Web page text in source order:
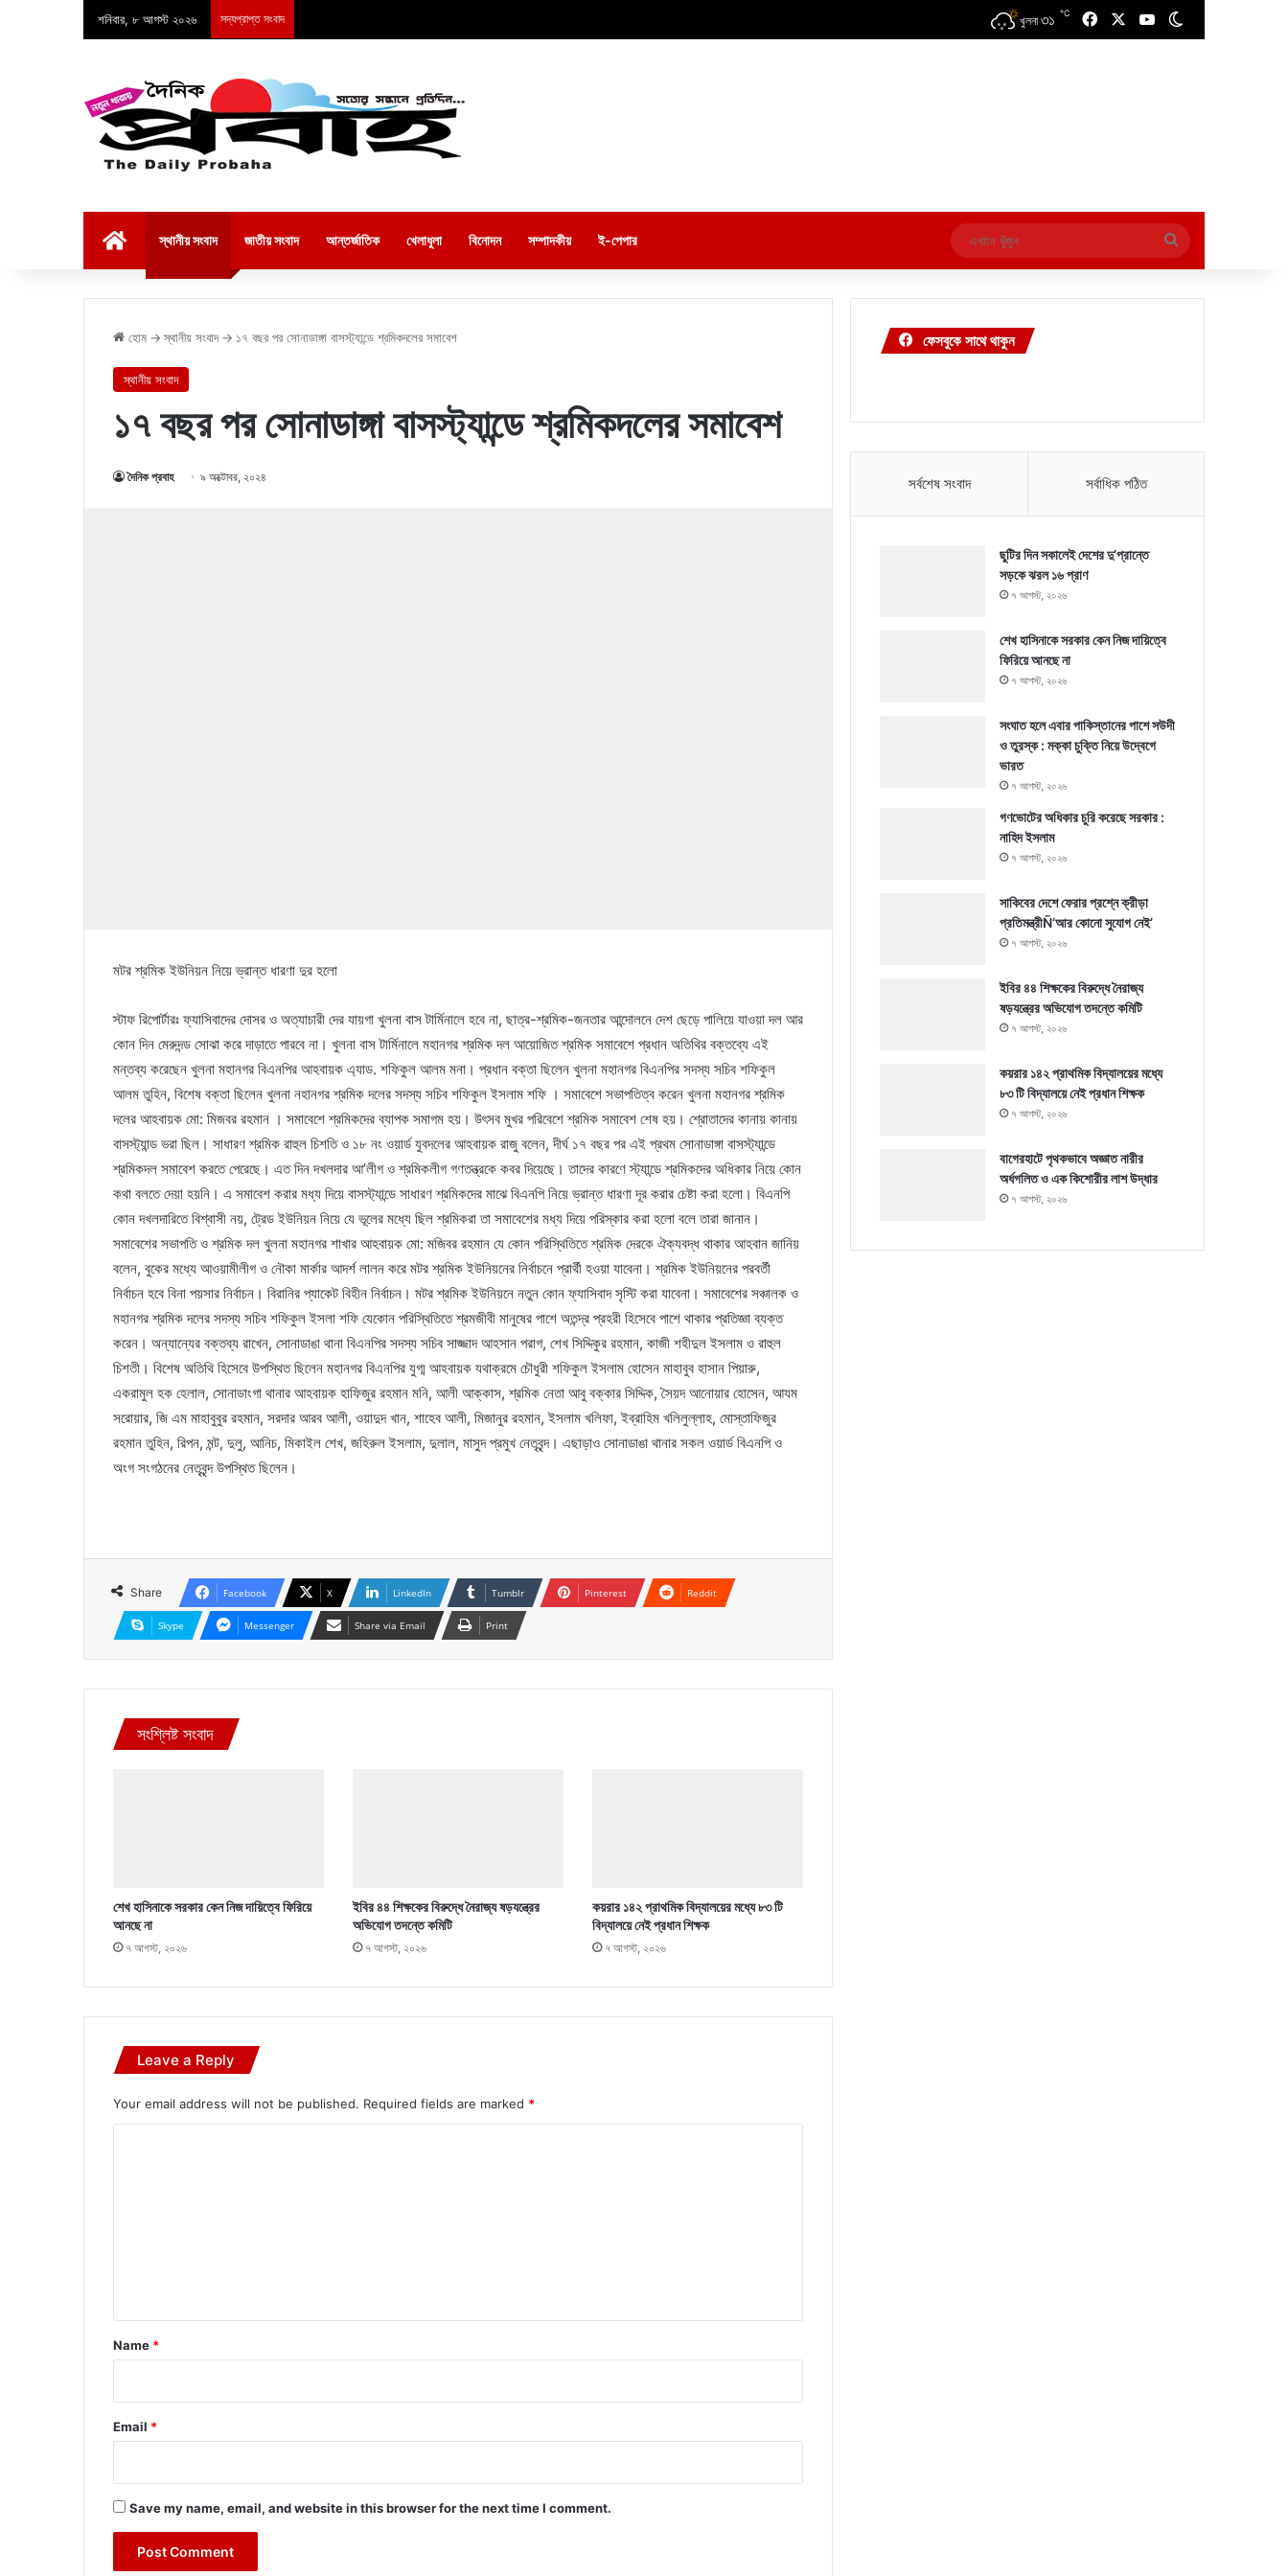
শনিবার, ৮ আগস্ট ২০২৬ সদ্যপ্রাপ্ত সংবাদ খুলনা ৩১ ℃ FacebookYouTube
স্থানীয় সংবাদ জাতীয় সংবাদ আন্তর্জাতিক খেলাধুলা বিনোদন সম্পাদকীয় ই-পেপার
এখানে
খুঁজুন
হোম → স্থানীয় সংবাদ → ১৭ বছর পর সোনাডাঙ্গা বাসস্ট্যান্ডে শ্রমিকদলের সমাবেশ
স্থানীয় সংবাদ
১৭ বছর পর সোনাডাঙ্গা বাসস্ট্যান্ডে শ্রমিকদলের সমাবেশ
দৈনিক প্রবাহ ৯ অক্টোবর, ২০২৪
মটর শ্রমিক ইউনিয়ন নিয়ে ভ্রান্ত ধারণা দুর হলো
স্টাফ রিপোর্টারঃ ফ্যাসিবাদের দোসর ও অত্যাচারী দের যায়গা খুলনা বাস টার্মিনালে হবে না, ছাত্র-শ্রমিক-জনতার আন্দোলনে দেশ ছেড়ে পালিয়ে যাওয়া দল আর
কোন দিন মেরুদন্ড সোঝা করে দাড়াতে পারবে না। খুলনা বাস টার্মিনালে মহানগর শ্রমিক দল আয়োজিত শ্রমিক সমাবেশে প্রধান অতিথির বক্তব্যে এই
মন্তব্য করেছেন খুলনা মহানগর বিএনপির আহবায়ক এ্যাড. শফিকুল আলম মনা। প্রধান বক্তা ছিলেন খুলনা মহানগর বিএনপির সদস্য সচিব শফিকুল
আলম তুহিন, বিশেষ বক্তা ছিলেন খুলনা নহানগর শ্রমিক দলের সদস্য সচিব শফিকুল ইসলাম শফি । সমাবেশে সভাপতিত্ব করেন খুলনা মহানগর শ্রমিক
দলের আহবায়ক মো: মিজবর রহমান । সমাবেশে শ্রমিকদের ব্যাপক সমাগম হয়। উৎসব মুখর পরিবেশে শ্রমিক সমাবেশ শেষ হয়। শ্রোতাদের কানায় কানায়
বাসস্ট্যান্ড ভরা ছিল। সাধারণ শ্রমিক রাহুল চিশতি ও ১৮ নং ওয়ার্ড যুবদলের আহবায়ক রাজু বলেন, দীর্ঘ ১৭ বছর পর এই প্রথম সোনাডাঙ্গা বাসস্ট্যান্ডে
শ্রমিকদল সমাবেশ করতে পেরেছে। এত দিন দখলদার আ’লীগ ও শ্রমিকলীগ গণতন্ত্রকে কবর দিয়েছে। তাদের কারণে স্ট্যান্ডে শ্রমিকদের অধিকার নিয়ে কোন
কথা বলতে দেয়া হয়নি। এ সমাবেশ করার মধ্য দিয়ে বাসস্ট্যান্ডে সাধারণ শ্রমিকদের মাঝে বিএনপি নিয়ে ভ্রান্ত ধারণা দূর করার চেষ্টা করা হলো। বিএনপি
কোন দখলদারিতে বিশ্বাসী নয়, ট্রেড ইউনিয়ন নিয়ে যে ভূলের মধ্যে ছিল শ্রমিকরা তা সমাবেশের মধ্য দিয়ে পরিস্কার করা হলো বলে তারা জানান।
সমাবেশের সভাপতি ও শ্রমিক দল খুলনা মহানগর শাখার আহবায়ক মো: মজিবর রহমান যে কোন পরিস্থিতিতে শ্রমিক দেরকে ঐক্যবদ্ধ থাকার আহবান জানিয়
বলেন, বুকের মধ্যে আওয়ামীলীগ ও নৌকা মার্কার আদর্শ লালন করে মটর শ্রমিক ইউনিয়নের নির্বাচনে প্রার্থী হওয়া যাবেনা। শ্রমিক ইউনিয়নের পরবর্তী
নির্বাচন হবে বিনা পয়সার নির্বাচন। বিরানির প্যাকেট বিহীন নির্বাচন। মটর শ্রমিক ইউনিয়নে নতুন কোন ফ্যাসিবাদ সৃস্টি করা যাবেনা। সমাবেশের সঞ্চালক ও
মহানগর শ্রমিক দলের সদস্য সচিব শফিকুল ইসলা শফি যেকোন পরিস্থিতিতে শ্রমজীবী মানুষের পাশে অতন্দ্র প্রহরী হিসেবে পাশে থাকার প্রতিজ্ঞা ব্যক্ত
করেন। অন্যান্যের বক্তব্য রাখেন, সোনাডাঙা থানা বিএনপির সদস্য সচিব সাজ্জাদ আহসান পরাগ, শেখ সিদ্দিকুর রহমান, কাজী শহীদুল ইসলাম ও রাহুল
চিশতী। বিশেষ অতিথি হিসেবে উপস্থিত ছিলেন মহানগর বিএনপির যুগ্ম আহবায়ক যথাক্রমে চৌধুরী শফিকুল ইসলাম হোসেন মাহাবুব হাসান পিয়ারু,
একরামুল হক হেলাল, সোনাডাংগা থানার আহবায়ক হাফিজুর রহমান মনি, আলী আক্কাস, শ্রমিক নেতা আবু বক্কার সিদ্দিক, সৈয়দ আনোয়ার হোসেন, আযম
সরোয়ার, জি এম মাহাবুবুর রহমান, সরদার আরব আলী, ওয়াদুদ খান, শাহেব আলী, মিজানুর রহমান, ইসলাম খলিফা, ইব্রাহিম খলিলুল্লাহ, মোস্তাফিজুর
রহমান তুহিন, রিপন, মন্ট, দুলু, আনিচ, মিকাইল শেখ, জহিরুল ইসলাম, দুলাল, মাসুদ প্রমুখ নেতৃবৃন্দ। এছাড়াও সোনাডাঙা থানার সকল ওয়ার্ড বিএনপি ও
অংগ সংগঠনের নেতৃবৃন্দ উপস্থিত ছিলেন।
Share Facebook X LinkedIn Tumblr Pinterest Reddit
Skype Messenger Share via Email Print
সংশ্লিষ্ট সংবাদ
শেখ হাসিনাকে সরকার কেন নিজ দায়িত্বে ফিরিয়ে
আনছে না
৭ আগস্ট, ২০২৬
ইবির ৪৪ শিক্ষকের বিরুদ্ধে নৈরাজ্য ষড়যন্ত্রের
অভিযোগ তদন্তে কমিটি
৭ আগস্ট, ২০২৬
কয়রার ১৪২ প্রাথমিক বিদ্যালয়ের মধ্যে ৮৩ টি
বিদ্যালয়ে নেই প্রধান শিক্ষক
৭ আগস্ট, ২০২৬
Leave a Reply
Your email address will not be published. Required fields are marked *
*
Name *
Email *
Save my name, email, and website in this browser for the next time I comment.
ফেসবুকে সাথে থাকুন
সর্বশেষ সংবাদ সর্বাধিক পঠিত
ছুটির দিন সকালেই দেশের দু’প্রান্তে
সড়কে ঝরল ১৬ প্রাণ
৭ আগস্ট, ২০২৬
শেখ হাসিনাকে সরকার কেন নিজ দায়িত্বে
ফিরিয়ে আনছে না
৭ আগস্ট, ২০২৬
সংঘাত হলে এবার পাকিস্তানের পাশে সউদী
ও তুরস্ক : মক্কা চুক্তি নিয়ে উদ্বেগে
ভারত
৭ আগস্ট, ২০২৬
গণভোটের অধিকার চুরি করেছে সরকার :
নাহিদ ইসলাম
৭ আগস্ট, ২০২৬
সাকিবের দেশে ফেরার প্রশ্নে ক্রীড়া
প্রতিমন্ত্রীÑ‘আর কোনো সুযোগ নেই’
৭ আগস্ট, ২০২৬
ইবির ৪৪ শিক্ষকের বিরুদ্ধে নৈরাজ্য
ষড়যন্ত্রের অভিযোগ তদন্তে কমিটি
৭ আগস্ট, ২০২৬
কয়রার ১৪২ প্রাথমিক বিদ্যালয়ের মধ্যে
৮৩ টি বিদ্যালয়ে নেই প্রধান শিক্ষক
৭ আগস্ট, ২০২৬
বাগেরহাটে পৃথকভাবে অজ্ঞাত নারীর
অর্ধগলিত ও এক কিশোরীর লাশ উদ্ধার
৭ আগস্ট, ২০২৬